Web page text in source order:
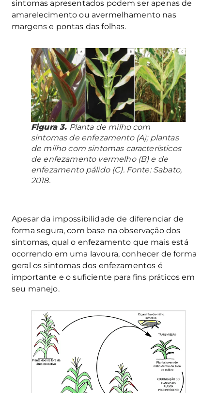
sintomas apresentados podem ser apenas de
amarelecimento ou avermelhamento nas
margens e pontas das folhas.
Figura 3. Planta de milho com
sintomas de enfezamento (A); plantas
de milho com sintomas característicos
de enfezamento vermelho (B) e de
enfezamento pálido (C). Fonte: Sabato,
2018.
Apesar da impossibilidade de diferenciar de
forma segura, com base na observação dos
sintomas, qual o enfezamento que mais está
ocorrendo em uma lavoura, conhecer de forma
geral os sintomas dos enfezamentos é
importante e o suficiente para fins práticos em
seu manejo.